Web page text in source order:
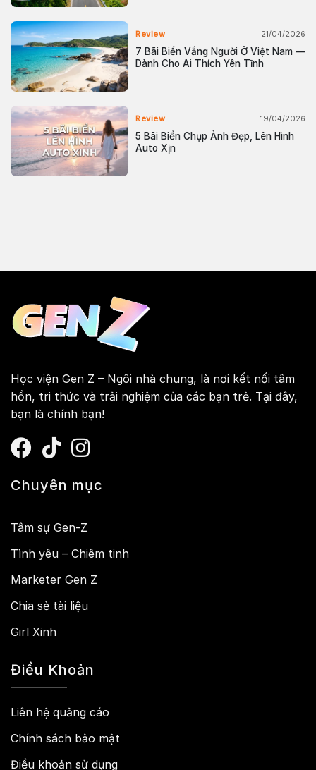
Review
7 Bãi Biển Vắng Người Ở Việt Nam —
Dành Cho Ai Thích Yên Tĩnh
21/04/2026
Review
5 Bãi Biển Chụp Ảnh Đẹp, Lên Hình
Auto Xịn
19/04/2026
Học viện Gen Z – Ngôi nhà chung, là nơi kết nối tâm
hồn, tri thức và trải nghiệm của các bạn trẻ. Tại đây,
bạn là chính bạn!
Chuyên mục
Tâm sự Gen-Z
Tình yêu – Chiêm tinh
Marketer Gen Z
Chia sẻ tài liệu
Girl Xinh
Điều Khoản
Liên hệ quảng cáo
Chính sách bảo mật
Điều khoản sử dụng